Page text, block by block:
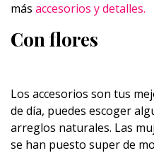
más accesorios y detalles.
Con flores
Los accesorios son tus
de día, puedes escoger
arreglos naturales. Las
se han puesto super de